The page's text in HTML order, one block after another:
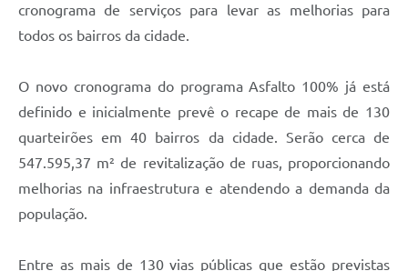
cronograma de serviços para levar as melhorias para
todos os bairros da cidade.
O novo cronograma do programa Asfalto 100% já está
definido e inicialmente prevê o recape de mais de 130
quarteirões em 40 bairros da cidade. Serão cerca de
547.595,37 m² de revitalização de ruas, proporcionando
melhorias na infraestrutura e atendendo a demanda da
população.
Entre as mais de 130 vias públicas que estão previstas